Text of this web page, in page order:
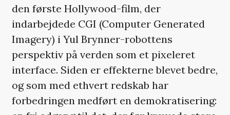
den første Hollywood-film, der
indarbejdede CGI (Computer Generated
Imagery) i Yul Brynner-robottens
perspektiv på verden som et pixeleret
interface. Siden er effekterne blevet bedre,
og som med ethvert redskab har
forbedringen medført en demokratisering: